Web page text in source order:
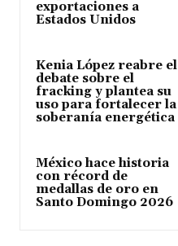
exportaciones a
Estados Unidos
Kenia López reabre el
debate sobre el
fracking y plantea su
uso para fortalecer la
soberanía energética
México hace historia
con récord de
medallas de oro en
Santo Domingo 2026